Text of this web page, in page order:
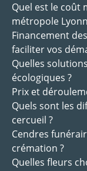
Quel est le coût
métropole
Financement
faciliter vos
Quelles
écologiques ?
Prix et
Quels sont les
cercueil ?
Cendres
crémation ?
Quelles fleurs